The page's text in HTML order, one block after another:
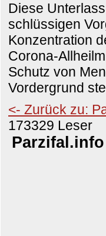
Diese
schlüssigen
Konzentration
Corona-
Schutz von
Vordergrund
<- Zurück zu:
173329 Leser